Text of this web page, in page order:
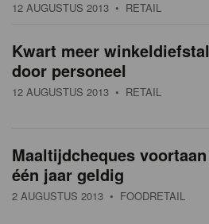
w
s
v
e
12 AUGUSTUS 2013 • RETAIL
Kwart meer winkeldiefstal
door personeel
12 AUGUSTUS 2013 • RETAIL
Maaltijdcheques voortaan
één jaar geldig
2 AUGUSTUS 2013 • FOODRETAIL
i
a
t
i